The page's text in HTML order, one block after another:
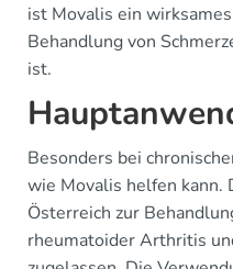
ist Movalis ein
Behandlung von
ist.
Besonders bei
wie Movalis helfen kann.
Österreich zur
rheumatoider Arthritis